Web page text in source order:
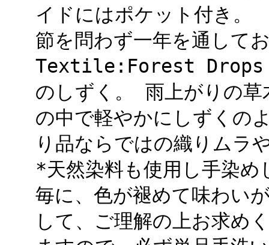
イドにはポケット付き。
節を問わず一年を通して
Textile:Forest Drops
のしずく。 雨上がりの
の中で軽やかにしずくの
り品ならではの織りムラ
*天然染料も使用し手染
毎に、色が褪めて味わい
して、ご理解の上お求め